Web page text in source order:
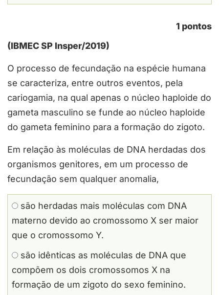
1 pontos
(IBMEC SP Insper/2019)
O processo de fecundação na espécie humana
se caracteriza, entre outros eventos, pela
cariogamia, na qual apenas o núcleo haploide do
gameta masculino se funde ao núcleo haploide
do gameta feminino para a formação do zigoto.
Em relação às moléculas de DNA herdadas dos
organismos genitores, em um processo de
fecundação sem qualquer anomalia,
são herdadas mais moléculas com DNA
materno devido ao cromossomo X ser maior
que o cromossomo Y.
são idênticas as moléculas de DNA que
compõem os dois cromossomos X na
formação de um zigoto do sexo feminino.